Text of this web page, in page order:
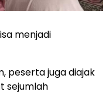
menjadi
peserta juga diajak
sejumlah